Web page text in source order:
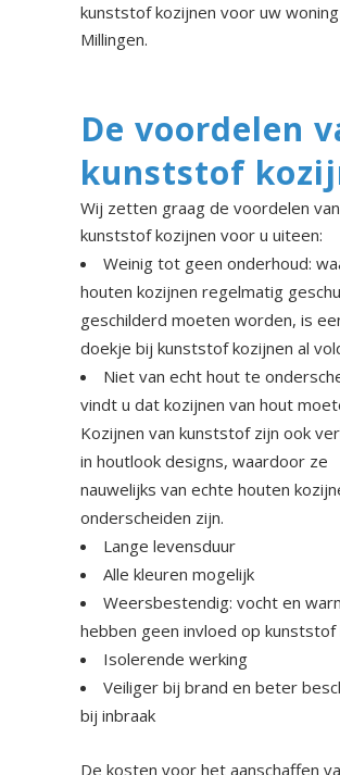
kunststof kozijnen voor uw
Millingen.
De voordelen
kunststof
Wij zetten graag de voordelen van
kunststof kozijnen voor u uiteen:
Weinig tot geen onderhoud:
houten kozijnen regelmatig
geschilderd moeten worden, is
doekje bij kunststof kozijnen al
Niet van echt hout te
vindt u dat kozijnen van hout
Kozijnen van kunststof zijn ook
in houtlook designs, waardoor ze
nauwelijks van echte houten
onderscheiden zijn.
Lange levensduur
Alle kleuren mogelijk
Weersbestendig: vocht en
hebben geen invloed op kunststof
Isolerende werking
Veiliger bij brand en beter
bij inbraak
De kosten voor het aanschaffen